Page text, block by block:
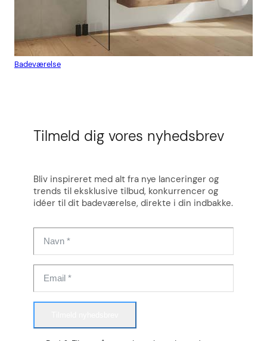
Badeværelse
Tilmeld dig vores nyhedsbrev
Bliv inspireret med alt fra nye lanceringer og
trends til eksklusive tilbud, konkurrencer og
idéer til dit badeværelse, direkte i din indbakke.